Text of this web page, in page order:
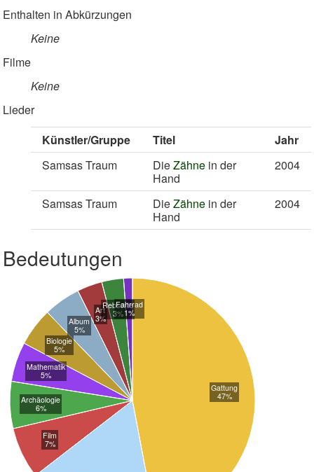
Enthalten in Abkürzungen
Keine
Filme
Keine
Lieder
Künstler/Gruppe
Titel
Jahr
Samsas Traum
DieZähne in der
Hand
2004
Samsas Traum DieZähne in der
Hand
2004
Bedeutungen
Gattung
47%
Film
7%
Archäologie
6%
Mathematik
5%
Biologie
5%
Album
5%
Art
3%
Rebsorte
3%
Fahrrad
1%